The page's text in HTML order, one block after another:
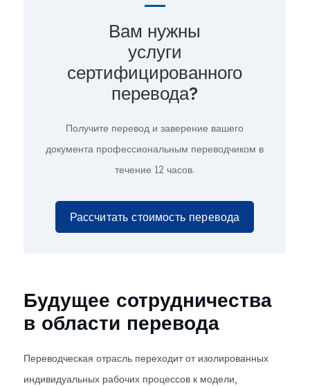
Вам нужны
услуги
сертифицированного
перевода?
Получите перевод и заверение вашего
документа профессиональным переводчиком в
течение 12 часов.
Рассчитать стоимость перевода
Будущее сотрудничества
в области перевода
Переводческая отрасль переходит от изолированных
индивидуальных рабочих процессов к модели,